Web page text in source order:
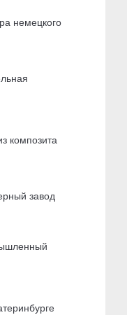
немецкого
композита
завод